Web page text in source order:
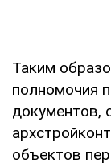
Таким
полномочия
документов,
объектов